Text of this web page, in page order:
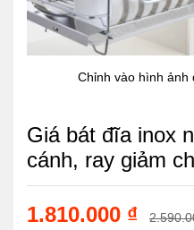
Chỉnh vào hình ảnh
Giá bát đĩa inox
cánh, ray giảm
1.810.000 ₫